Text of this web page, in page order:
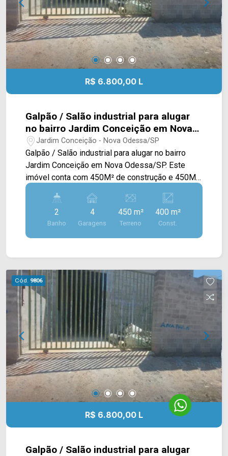
restaurantes e comércios em geral. Entre em
contato com a nossa equipe e agende a sua
visita!! WhatsApp e Telefone Arbix: 19 3475-
4546 ARBIX IMÓVEIS - Presente em cada
mudança!
R$ 6.800,00 L
Galpão / Salão industrial para alugar
no bairro Jardim Conceição em Nova
Odessa/SP
Jardim Conceição - Nova Odessa/SP
Galpão / Salão industrial para alugar no bairro
Jardim Conceição em Nova Odessa/SP. Este
imóvel conta com 450M² de construção e 450M²
de terreno, salão amplo em piso industrial e pé
direito alto, com estacionamento e entrada para
veículos, pé direito alto para entrada de
Caminhões. > 02 banheiros; > 04 vagas de
garagem. Localizado em uma região privilegiada,
Sumaré. Está região conta com restaurante,
supermercado e posto de gasolina. Entre em
contato com a equipe da Arbix Imóveis e agende
a sua visita!! WhatsApp e Telefone: (19) 3475-
4546 ARBIX IMÓVEIS - Presente em cada
mudança!
2
Banho
4
Garagens
450 m²
Terreno
400 m²
Const.
Cód. 9806
R$ 6.800,00 L
Galpão / Salão industrial para alugar